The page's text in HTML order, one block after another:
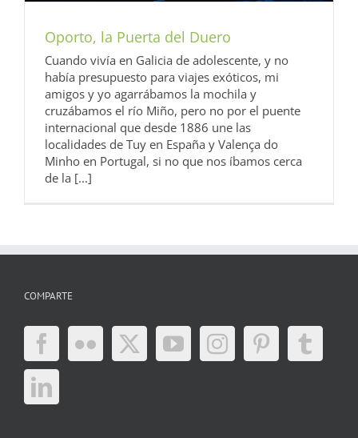
Oporto, la Puerta del Duero
Cuando vivía en Galicia de adolescente, y no
había presupuesto para viajes exóticos, mi
amigos y yo agarrábamos la mochila y
cruzábamos el río Miño, pero no por el puente
internacional que desde 1886 une las
localidades de Tuy en España y Valença do
Minho en Portugal, si no que nos íbamos cerca
de la [...]
COMPARTE